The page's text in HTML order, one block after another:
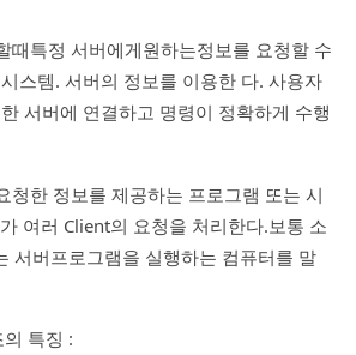
때특정 서버에게원하는정보를 요청할 수
스템. 서버의 정보를 이용한 다. 사용자
서버에 연결하고 명령이 정확하게 수행
청한 정보를 제공하는 프로그램 또는 시
여러 Client의 요청을 처리한다.보통 소
서버프로그램을 실행하는 컴퓨터를 말
특징 :